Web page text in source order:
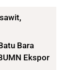
,
Bara
Ekspor